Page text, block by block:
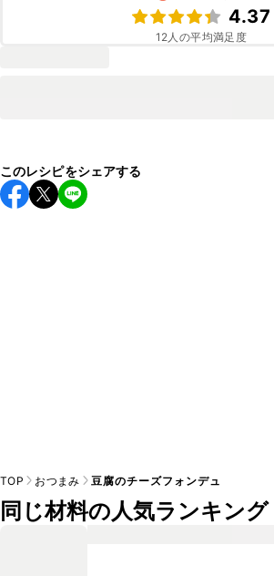
4.37
12人の平均満足度
このレシピをシェアする
TOP おつまみ 豆腐のチーズフォンデュ
同じ材料の人気ランキング